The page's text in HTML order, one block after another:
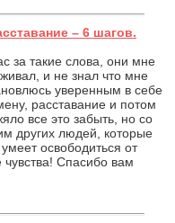
– 6 шагов.
за такие слова, они мне
и не знал что мне
уверенным в себе
расставание и потом
все это забыть, но со
других людей, которые
освободиться от
Спасибо вам